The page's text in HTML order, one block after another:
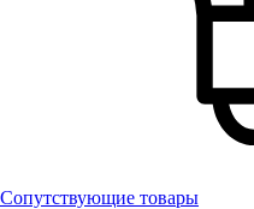
Сопутствующие товары